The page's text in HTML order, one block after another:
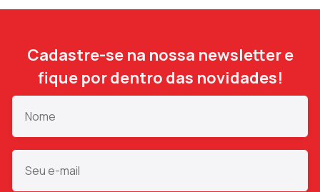
Cadastre-se na nossa newsletter e
fique por dentro das novidades!